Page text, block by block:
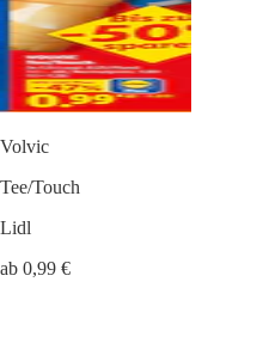
Volvic
Tee/Touch
Lidl
ab 0,99 €